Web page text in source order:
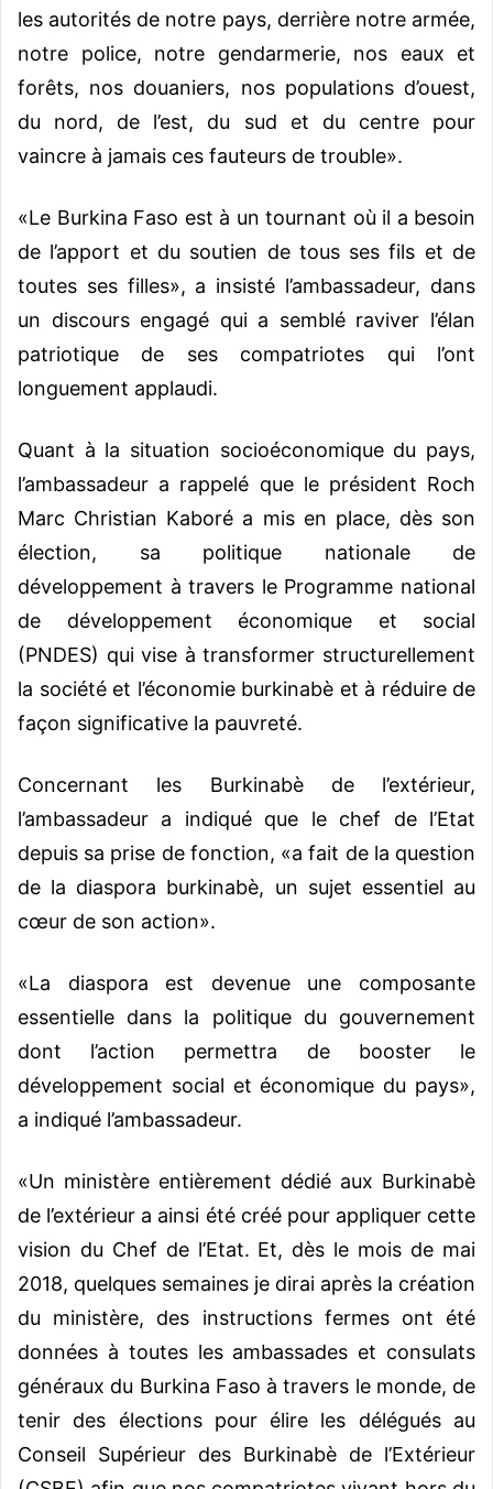
les autorités de notre pays, derrière notre armée,
notre police, notre gendarmerie, nos eaux et
forêts, nos douaniers, nos populations d’ouest,
du nord, de l’est, du sud et du centre pour
vaincre à jamais ces fauteurs de trouble».
«Le Burkina Faso est à un tournant où il a besoin
de l’apport et du soutien de tous ses fils et de
toutes ses filles», a insisté l’ambassadeur, dans
un discours engagé qui a semblé raviver l’élan
patriotique de ses compatriotes qui l’ont
longuement applaudi.
Quant à la situation socioéconomique du pays,
l’ambassadeur a rappelé que le président Roch
Marc Christian Kaboré a mis en place, dès son
élection, sa politique nationale de
développement à travers le Programme national
de développement économique et social
(PNDES) qui vise à transformer structurellement
la société et l’économie burkinabè et à réduire de
façon significative la pauvreté.
Concernant les Burkinabè de l’extérieur,
l’ambassadeur a indiqué que le chef de l’Etat
depuis sa prise de fonction, «a fait de la question
de la diaspora burkinabè, un sujet essentiel au
cœur de son action».
«La diaspora est devenue une composante
essentielle dans la politique du gouvernement
dont l’action permettra de booster le
développement social et économique du pays»,
a indiqué l’ambassadeur.
«Un ministère entièrement dédié aux Burkinabè
de l’extérieur a ainsi été créé pour appliquer cette
vision du Chef de l’Etat. Et, dès le mois de mai
2018, quelques semaines je dirai après la création
du ministère, des instructions fermes ont été
données à toutes les ambassades et consulats
généraux du Burkina Faso à travers le monde, de
tenir des élections pour élire les délégués au
Conseil Supérieur des Burkinabè de l’Extérieur